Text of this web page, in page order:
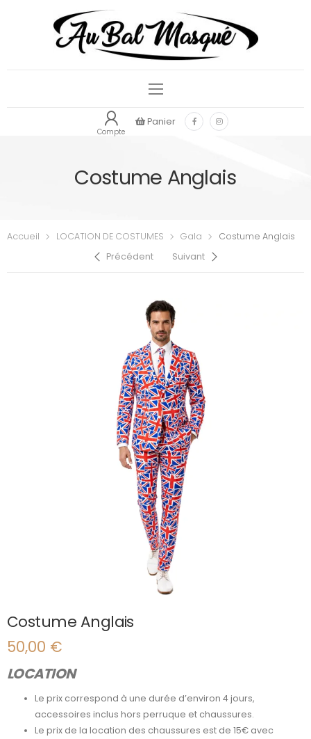
Compte
Panier
Costume Anglais
Accueil LOCATION DE COSTUMES Gala
Costume Anglais
Précédent
Suivant
Costume Anglais
50,00 €
LOCATION
Le prix correspond à une durée d’environ 4 jours,
accessoires inclus hors perruque et chaussures.
Le prix de la location des chaussures est de 15€ avec